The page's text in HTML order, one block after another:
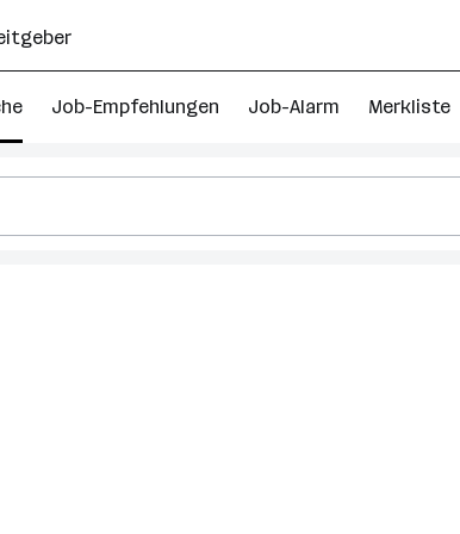
Job-Empfehlungen Job-Alarm Merkliste